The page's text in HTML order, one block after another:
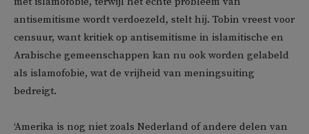
antisemitisme wordt verdoezeld, stelt hij. Tobin vreest voor
censuur, want kritiek op antisemitisme in islamitische en
Arabische gemeenschappen kan nu ook worden gelabeld
als islamofobie, wat de vrijheid van meningsuiting
bedreigt.
‘Amerika is nog niet zoals Nederland of andere delen van